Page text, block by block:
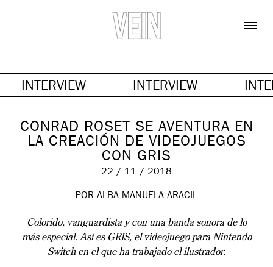
INTERVIEW INTERVIEW
CONRAD ROSET SE AVENTURA EN
LA CREACIÓN DE VIDEOJUEGOS
CON GRIS
22 / 11 / 2018
POR ALBA MANUELA ARACIL
Colorido, vanguardista y con una banda sonora de lo
más especial. Así es GRIS, el videojuego para Nintendo
Switch en el que ha trabajado el ilustrador.